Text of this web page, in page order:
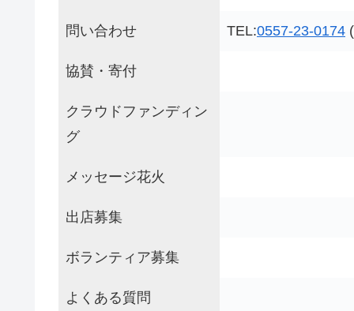
問い合わせ TEL:0557-23-0174
協賛・寄付
クラウドファンディン
グ
メッセージ花火
出店募集
ボランティア募集
よくある質問